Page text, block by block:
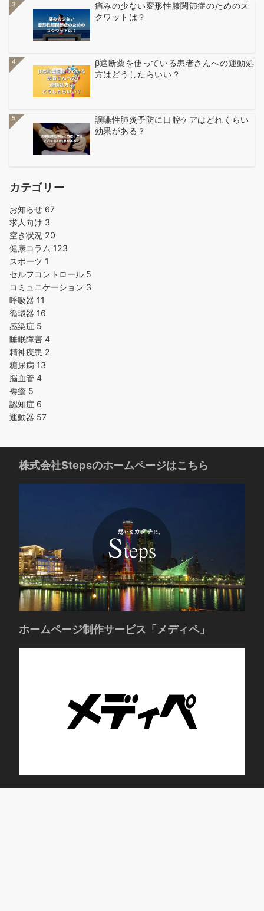
3
痛みの少ない変形性膝関節症のためのス
クワットは？
4
β遮断薬を使っている患者さんへの運動処
方はどうしたらいい？
5
誤嚥性肺炎予防に口腔ケアはどれくらい
効果がある？
カテゴリー
お知らせ 67
求人向け 3
空き状況 20
健康コラム 123
スポーツ 1
セルフコントロール 5
コミュニケーション 3
呼吸器 11
循環器 16
感染症 5
睡眠障害 4
精神疾患 2
糖尿病 13
脳血管 4
褥瘡 5
認知症 6
運動器 57
株式会社Stepsのホームページはこちら
ホームページ制作サービス「メディペ」